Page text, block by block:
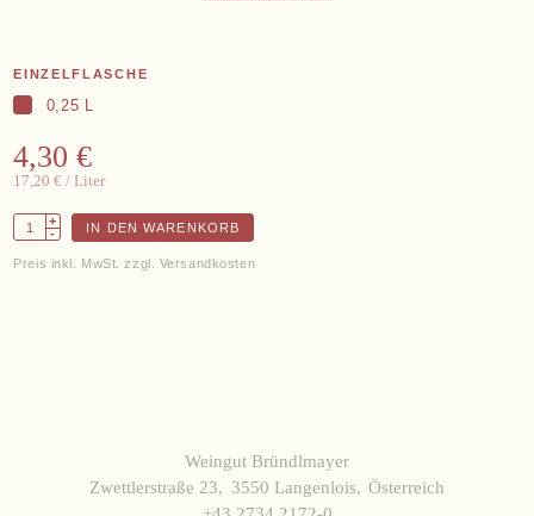
EINZELFLASCHE
0,25 L
4,30 €
17,20 € / Liter
+
-
IN DEN WARENKORB
Preis inkl. MwSt. zzgl. Versandkosten
Weingut Bründlmayer
Zwettlerstraße 23
3550 Langenlois
Österreich